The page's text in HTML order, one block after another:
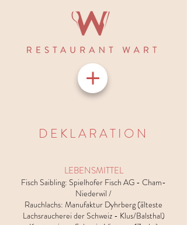
DEKLARATION
LEBENSMITTEL
Fisch Saibling: Spielhofer Fisch AG - Cham-
Niederwil /
Rauchlachs: Manufaktur Dyhrberg (älteste
Lachsraucherei der Schweiz - Klus/Balsthal)